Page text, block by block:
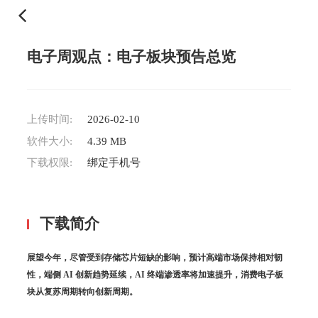
电子周观点：电子板块预告总览
上传时间:
软件大小:
下载权限:
2026-02-10
4.39 MB
绑定手机号
下载简介
展望今年，尽管受到存储芯片短缺的影响，预计高端市场保持相对韧
性，端侧 AI 创新趋势延续，AI 终端渗透率将加速提升，消费电子板
块从复苏周期转向创新周期。